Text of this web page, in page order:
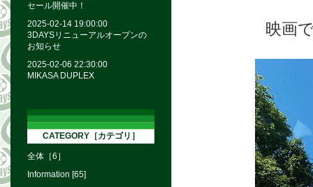
映画
セール開催中！
2025-02-14 19:00:00
3DAYSリニューアルオープンの
お知らせ
2025-02-06 22:30:00
MIKASA DUPLEX
CATEGORY［カテゴリ］
全体［6］
Information [65]